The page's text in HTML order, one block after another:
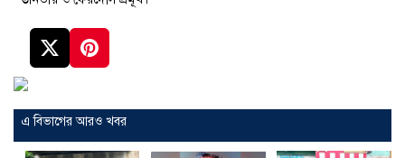
এ বিভাগের আরও খবর